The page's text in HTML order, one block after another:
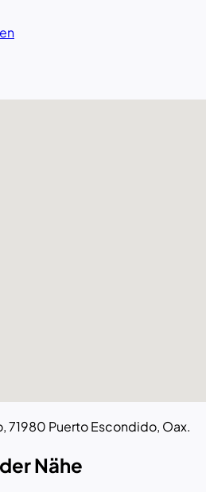
71980 Puerto Escondido, Oax.
Nähe